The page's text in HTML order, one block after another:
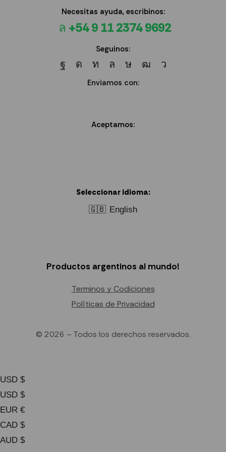
Necesitas ayuda, escribinos:
+54 9 11 2374 9692
Seguinos:
Enviamos con:
Aceptamos:
Seleccionar idioma:
🇬🇧 English
Productos argentinos al mundo!
Terminos y Codiciones
Políticas de Privacidad
© 2026 – Todos los derechos reservados.
USD $
USD $
EUR €
CAD $
AUD $